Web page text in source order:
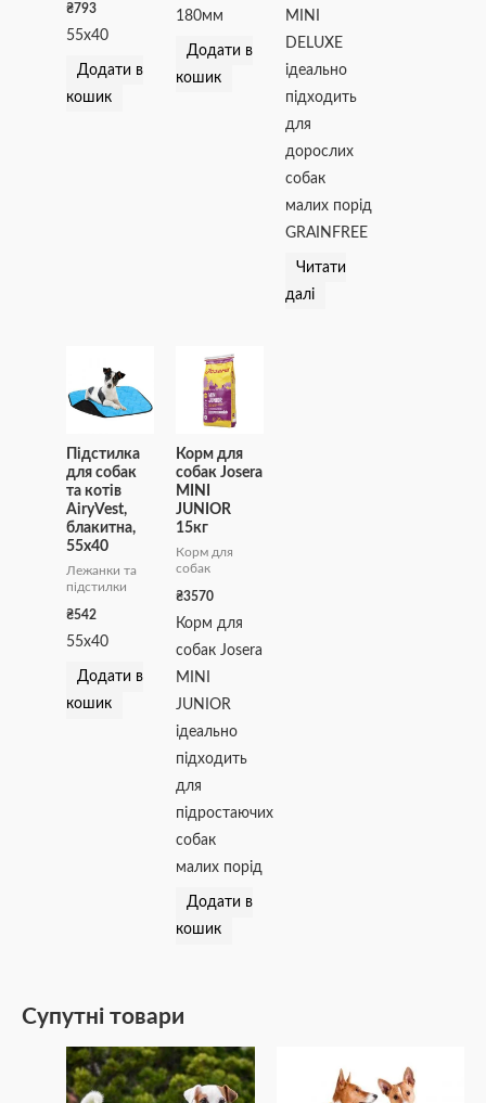
₴793
55х40
Додати в
кошик
180мм
Додати в
кошик
MINI
DELUXE
ідеально
підходить
для
дорослих
собак
малих порід
GRAINFREE
Читати
далі
Підстилка
для собак
та котів
AiryVest,
блакитна,
55х40
Лежанки та
підстилки
₴542
55х40
Додати в
кошик
Корм для
собак Josera
MINI
JUNIOR
15кг
Корм для
собак
₴3570
Корм для
собак Josera
MINI
JUNIOR
ідеально
підходить
для
підростаючих
собак
малих порід
Додати в
кошик
Супутні товари
від
товар